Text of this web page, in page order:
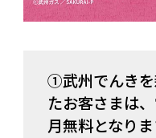
①武州でんき
たお客さまは
月無料となりま